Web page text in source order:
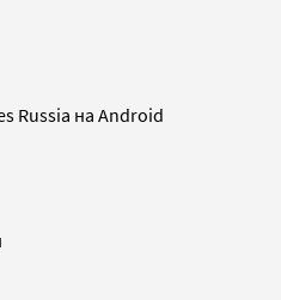
Russia на Android